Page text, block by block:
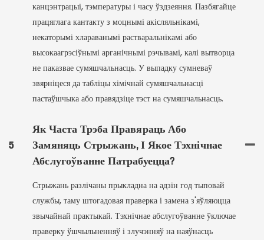
канцэнтрацыі, тэмпературы і часу ўздзеяння. Пазбягайце
працяглага кантакту з моцнымі акісляльнікамі,
некаторымі хлараванымі растваральнікамі або
высокаагрэсіўнымі арганічнымі рэчывамі, калі вытворца
не паказвае сумяшчальнасць. У выпадку сумневаў
звярніцеся да табліцы хімічнай сумяшчальнасці
пастаўшчыка або правядзіце тэст на сумяшчальнасць.
5
Як Часта Трэба Правяраць Або
Замяняць Стрыжань, І Якое Тэхнічнае
Абслугоўванне Патрабуецца?
Стрыжань разлічаны прыкладна на адзін год тыповай
службы, таму штогадовая праверка і замена з'яўляюцца
звычайнай практыкай. Тэхнічнае абслугоўванне ўключае
праверку ўшчыльненняў і злучэнняў на наяўнасць